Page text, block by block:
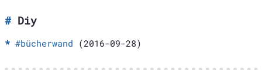
Diy
#bücherwand (2016-09-28)